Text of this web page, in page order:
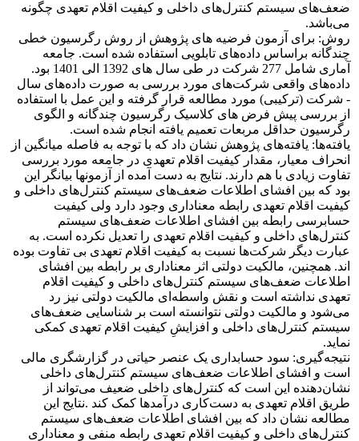
ضعف‌های سیستم کنترل‌های داخلی و کیفیت اقلام تعهدی چگونه
می‌باشد.
روش: برای آزمون فرضیه های پژوهش از روش رگرسیون خطی
چندگانه براساس داده‌های تابلویی استفاده شده است. جامعه
آماری شامل 277 شرکت در طی سال های 1392 الی 1401 بود.
داده‌های واقعی شرکت‌های مورد بررسی به صورت داده‌های سال
- شرکت (ترکیبی) مورد مطالعه قرار گرفته و این عمل با استفاده
از بررسی پیش فرض های کلاسیک رگرسیون چندگانه و الگوی
رگرسیون حداقل مربعات تعمیم یافته انجام شده است.
یافته‌ها: یافته‌های پژوهش نشان داد که با توجه به فاصله میانگین از
انحراف معیار، مقدار کیفیت اقلام تعهدی در جامعه مورد بررسی
تفاوت زیادی با هم دارند. نتایج به دست آمده از آزمونها بیانگر این
بود که بین افشای اطلاعات ضعف‌های سیستم کنترل‌های داخلی و
کیفیت اقلام تعهدی رابطه معناداری وجود دارد ولی کیفیت
حسابرسی رابطه بین افشای اطلاعات ضعف‌های سیستم
کنترل‌های داخلی و کیفیت اقلام تعهدی را تعدیل نکرده است. به
عبارت دیگر شرکت‌ها نسبت به کیفیت اقلام تعهدی بی تفاوت بوده
اند. همچنین، مالکیت دولتی اثر معناداری بر رابطه بین افشای
اطلاعات ضعف‌های سیستم کنترل‌های داخلی و کیفیت اقلام
تعهدی نداشته است و نقش واسطه‌ای مالکیت دولتی نیز رد‌
می‌شود و مالکیت دولتی نتوانسته است بر شناسایی ضعف‌های
سیستم کنترل‌های داخلی و افزایشِ کیفیت اقلام تعهدی کمکی
نماید.
نتیجه‌گیری: سود حسابداری یک عنصر حیاتی در گزارشگری مالی
است و افشای اطلاعات ضعف‌های سیستم کنترل‌های داخلی
نشان‌دهنده این است که کنترل‌های داخلی ضعیف می‌تواند از
طریق اقلام تعهدی به دست‌کاری درآمدها کمک کند .نتایج این
مطالعه نشان داد که بین افشای اطلاعات ضعف‌های سیستم
کنترل‌های داخلی و کیفیت اقلام تعهدی رابطه منفی و معناداری